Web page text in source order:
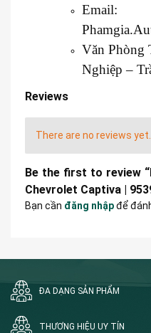
Email:
Văn Phòng
Nghiệp –
Reviews
There are no reviews yet.
Be the first to review
Chevrolet Captiva |
Bạn cần đăng nhậpđể
ĐA DẠNG SẢN PHẨM
THƯƠNG HIỆU UY TÍN